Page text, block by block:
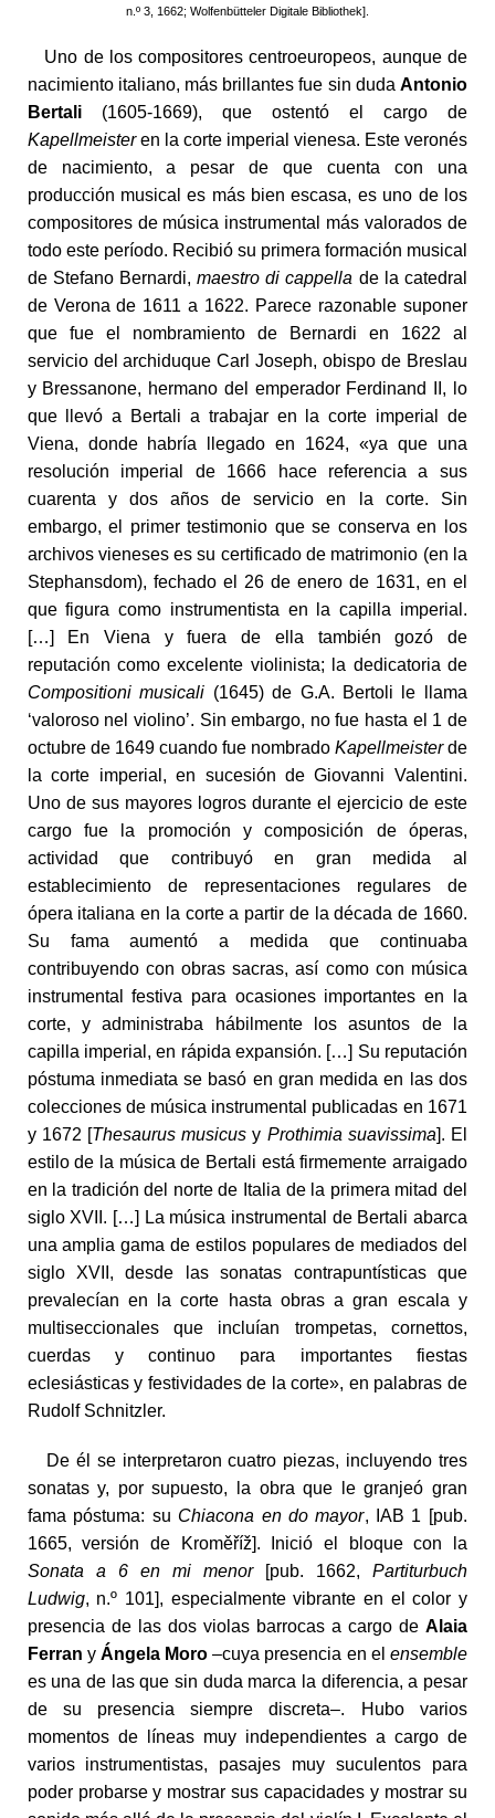
n.º 3, 1662; Wolfenbütteler Digitale Bibliothek].
Uno de los compositores centroeuropeos, aunque de
nacimiento italiano, más brillantes fue sin duda Antonio
Bertali(1605-1669), que ostentó el cargo de
Kapellmeisteren la corte imperial vienesa. Este veronés
de nacimiento, a pesar de que cuenta con una
producción musical es más bien escasa, es uno de los
compositores de música instrumental más valorados de
todo este período. Recibió su primera formación musical
de Stefano Bernardi,maestro di cappella de la catedral
de Verona de 1611 a 1622. Parece razonable suponer
que fue el nombramiento de Bernardi en 1622 al
servicio del archiduque Carl Joseph, obispo de Breslau
y Bressanone, hermano del emperador Ferdinand II, lo
que llevó a Bertali a trabajar en la corte imperial de
Viena, donde habría llegado en 1624, «ya que una
resolución imperial de 1666 hace referencia a sus
cuarenta y dos años de servicio en la corte. Sin
embargo, el primer testimonio que se conserva en los
archivos vieneses es su certificado de matrimonio (en la
Stephansdom), fechado el 26 de enero de 1631, en el
que figura como instrumentista en la capilla imperial.
[…] En Viena y fuera de ella también gozó de
reputación como excelente violinista; la dedicatoria de
Compositioni musicali (1645) de G.A. Bertoli le llama
‘valoroso nel violino’. Sin embargo, no fue hasta el 1 de
octubre de 1649 cuando fue nombrado Kapellmeisterde
la corte imperial, en sucesión de Giovanni Valentini.
Uno de sus mayores logros durante el ejercicio de este
cargo fue la promoción y composición de óperas,
actividad que contribuyó en gran medida al
establecimiento de representaciones regulares de
ópera italiana en la corte a partir de la década de 1660.
Su fama aumentó a medida que continuaba
contribuyendo con obras sacras, así como con música
instrumental festiva para ocasiones importantes en la
corte, y administraba hábilmente los asuntos de la
capilla imperial, en rápida expansión. […] Su reputación
póstuma inmediata se basó en gran medida en las dos
colecciones de música instrumental publicadas en 1671
y 1672 [Thesaurus musicus y Prothimia suavissima]. El
estilo de la música de Bertali está firmemente arraigado
en la tradición del norte de Italia de la primera mitad del
siglo XVII. […] La música instrumental de Bertali abarca
una amplia gama de estilos populares de mediados del
siglo XVII, desde las sonatas contrapuntísticas que
prevalecían en la corte hasta obras a gran escala y
multiseccionales que incluían trompetas, cornettos,
cuerdas y continuo para importantes fiestas
eclesiásticas y festividades de la corte», en palabras de
Rudolf Schnitzler.
De él se interpretaron cuatro piezas, incluyendo tres
sonatas y, por supuesto, la obra que le granjeó gran
fama póstuma: su Chiacona en do mayor, IAB 1 [pub.
1665, versión de Kroměříž]. Inició el bloque con la
Sonata a 6 en mi menor[pub. 1662, Partiturbuch
Ludwig, n.º 101], especialmente vibrante en el color y
presencia de las dos violas barrocas a cargo de Alaia
Ferran y Ángela Moro –cuya presencia en el ensemble
es una de las que sin duda marca la diferencia, a pesar
de su presencia siempre discreta–. Hubo varios
momentos de líneas muy independientes a cargo de
varios instrumentistas, pasajes muy suculentos para
poder probarse y mostrar sus capacidades y mostrar su